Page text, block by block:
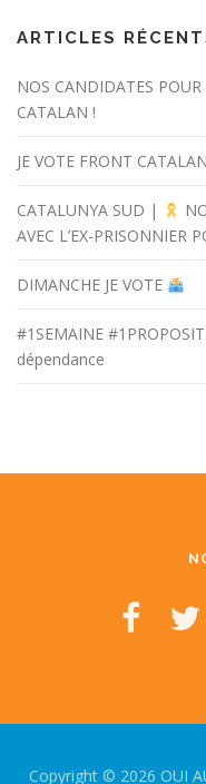
ARTICLES
NOS CANDIDATES
CATALAN !
JE VOTE FRONT
CATALUNYA SUD |
AVEC L’EX-PRISONNIER
DIMANCHE JE VOTE
#1SEMAINE
dépendance
Copyright © 2026 OUI